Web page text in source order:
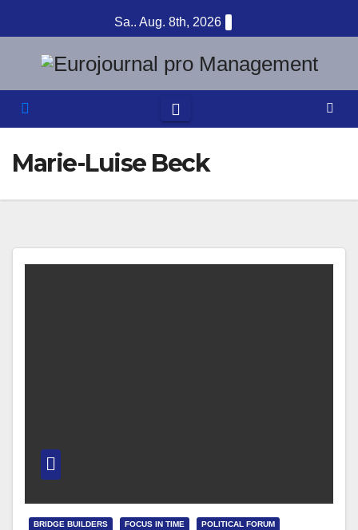
Inhalt
springen
Sa.. Aug. 8th, 2026
Marie-Luise Beck
BRIDGE BUILDERS FOCUS IN TIME POLITICAL FORUM